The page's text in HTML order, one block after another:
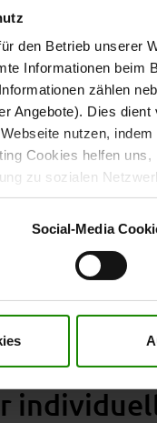
den Betrieb unserer
Informationen
zählen
Angebote). Dies
nutzen,
Cookies helfen
zu sozialen
welche
Sie nur
Wirkung für die
Social-Media
viel Platz
und
den gesamten
den